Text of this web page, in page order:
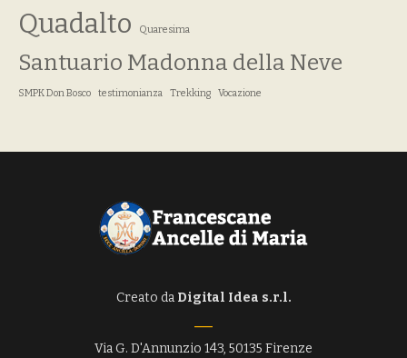
Quadalto Quaresima
Santuario Madonna della Neve
SMPK Don Bosco testimonianza Trekking Vocazione
Creato da Digital Idea s.r.l.
Via G. D'Annunzio 143, 50135 Firenze